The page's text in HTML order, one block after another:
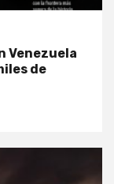
Venezuela
de